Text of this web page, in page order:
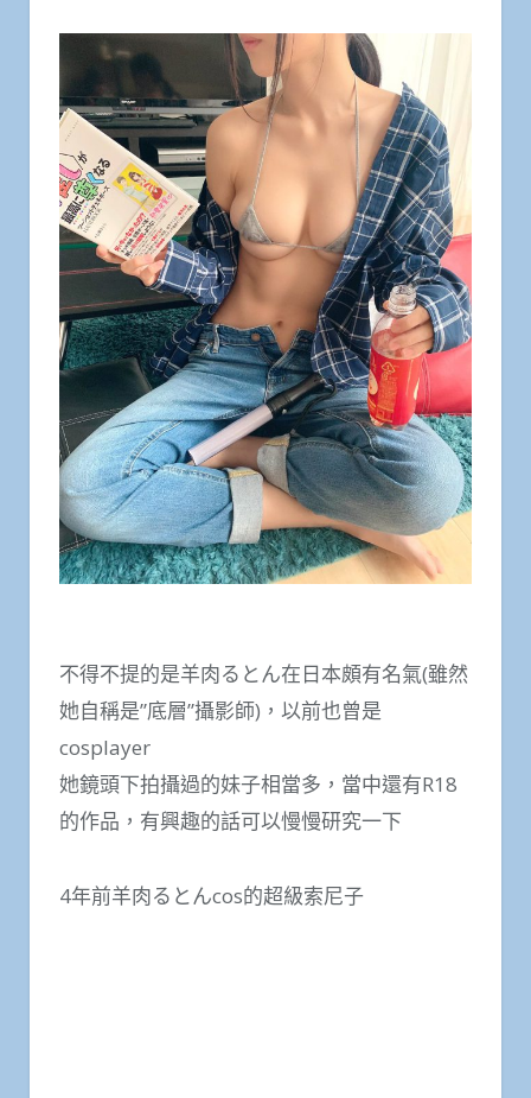
不得不提的是羊肉るとん在日本頗有名氣(雖然
她自稱是”底層”攝影師)，以前也曾是
cosplayer
她鏡頭下拍攝過的妹子相當多，當中還有R18
的作品，有興趣的話可以慢慢研究一下
4年前羊肉るとんcos的超級索尼子